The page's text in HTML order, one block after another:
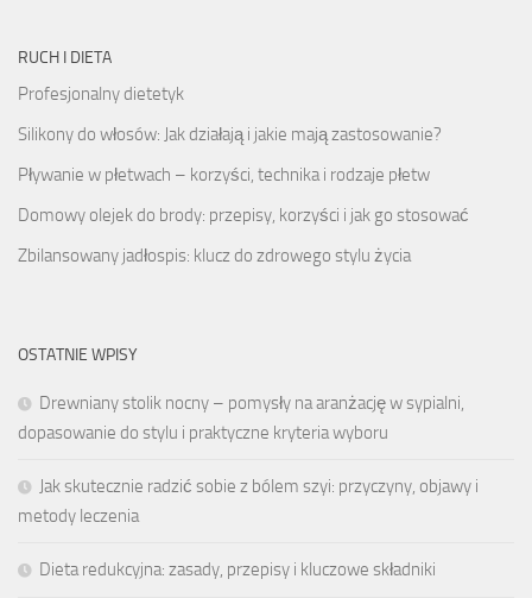
RUCH I DIETA
Profesjonalny dietetyk
Silikony do włosów: Jak działają i jakie mają zastosowanie?
Pływanie w płetwach – korzyści, technika i rodzaje płetw
Domowy olejek do brody: przepisy, korzyści i jak go stosować
Zbilansowany jadłospis: klucz do zdrowego stylu życia
OSTATNIE WPISY
Drewniany stolik nocny – pomysły na aranżację w sypialni,
dopasowanie do stylu i praktyczne kryteria wyboru
Jak skutecznie radzić sobie z bólem szyi: przyczyny, objawy i
metody leczenia
Dieta redukcyjna: zasady, przepisy i kluczowe składniki